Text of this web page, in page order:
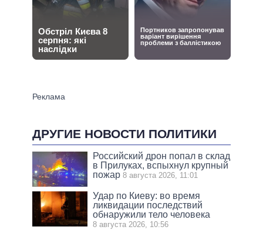
ДРУГИЕ НОВОСТИ ПОЛИТИКИ
Российский дрон попал в склад
в Прилуках, вспыхнул крупный
пожар 8 августа 2026, 11:01
Удар по Киеву: во время
ликвидации последствий
обнаружили тело человека
8 августа 2026, 10:56